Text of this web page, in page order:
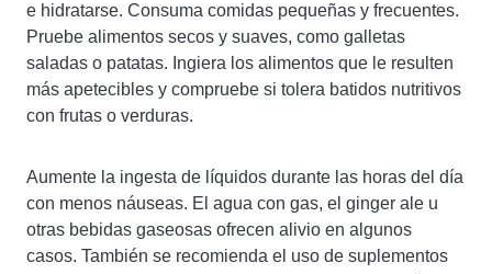
e hidratarse. Consuma comidas pequeñas y frecuentes.
Pruebe alimentos secos y suaves, como galletas
saladas o patatas. Ingiera los alimentos que le resulten
más apetecibles y compruebe si tolera batidos nutritivos
con frutas o verduras.
Aumente la ingesta de líquidos durante las horas del día
con menos náuseas. El agua con gas, el ginger ale u
otras bebidas gaseosas ofrecen alivio en algunos
casos. También se recomienda el uso de suplementos